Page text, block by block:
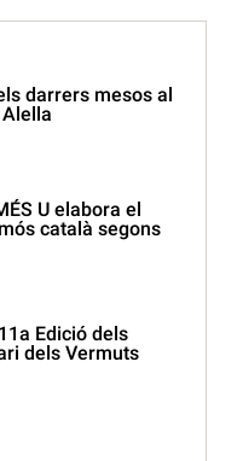
darrers mesos al
U elabora el
català segons
Edició dels
dels Vermuts